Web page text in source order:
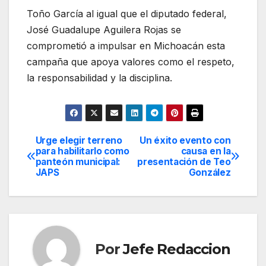
Toño García al igual que el diputado federal,
José Guadalupe Aguilera Rojas se
comprometió a impulsar en Michoacán esta
campaña que apoya valores como el respeto,
la responsabilidad y la disciplina.
Navegación
de
entradas
Un éxito evento con
causa en la
presentación de Teo
González
Urge elegir terreno
para habilitarlo como
panteón municipal:
JAPS
PorJefe Redaccion